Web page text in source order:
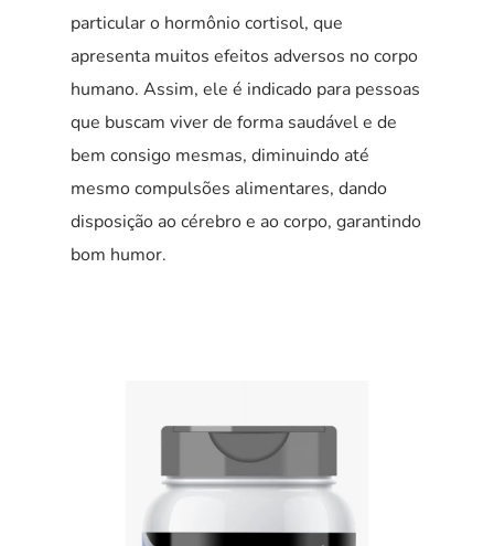
particular o hormônio cortisol, que
apresenta muitos efeitos adversos no corpo
humano. Assim, ele é indicado para pessoas
que buscam viver de forma saudável e de
bem consigo mesmas, diminuindo até
mesmo compulsões alimentares, dando
disposição ao cérebro e ao corpo, garantindo
bom humor.